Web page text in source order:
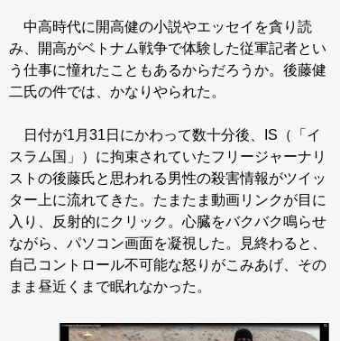
中高時代に開高健の小説やエッセイを貪り読
み、開高がベトナム戦争で体験した従軍記者とい
う仕事に憧れたこともあるからだろうか。後藤健
二氏の件では、かなりやられた。
日付が1月31日にかわって数十分後、IS（「イ
スラム国」）に拘束されていたフリージャーナリ
ストの後藤氏と思われる男性の殺害情報がツイッ
ター上に流れてきた。たまたま動画リンクが目に
入り、反射的にクリック。心臓をバクバク鳴らせ
ながら、パソコン画面を凝視した。見終わると、
自己コントロール不可能な怒りがこみあげ、その
まま昼近くまで眠れなかった。